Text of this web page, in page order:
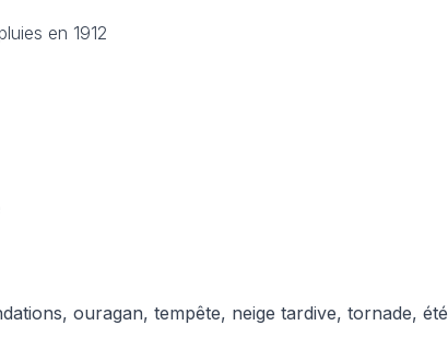
en 1912
ouragan, tempête, neige tardive, tornade, été